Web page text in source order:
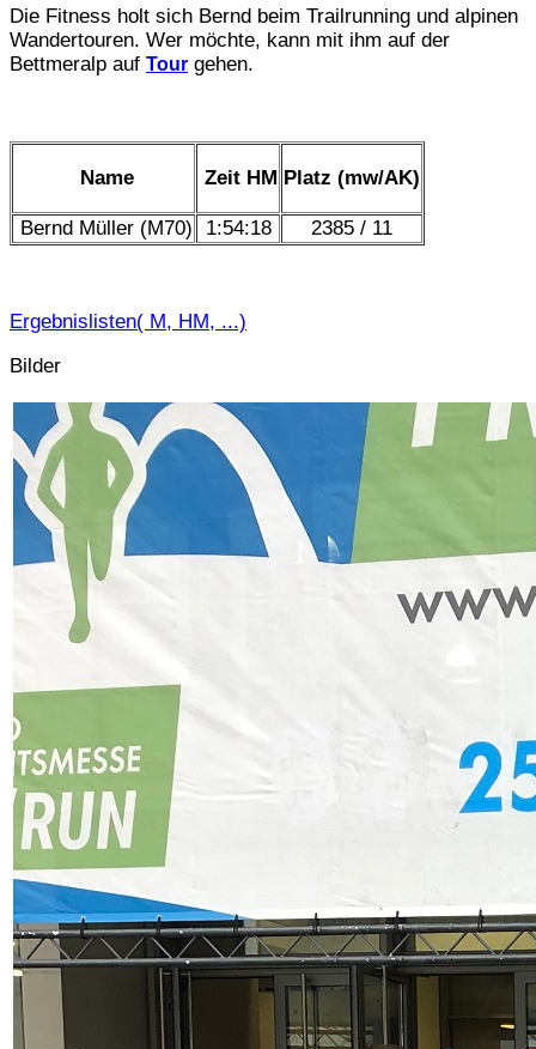
Die Fitness holt sich Bernd beim Trailrunning und alpinen
Wandertouren. Wer möchte, kann mit ihm auf der
Bettmeralp auf Tour gehen.
Name Zeit HM Platz (mw/AK)
Bernd Müller (M70) 1:54:18 2385 / 11
Ergebnislisten( M, HM, ...)
Bilder